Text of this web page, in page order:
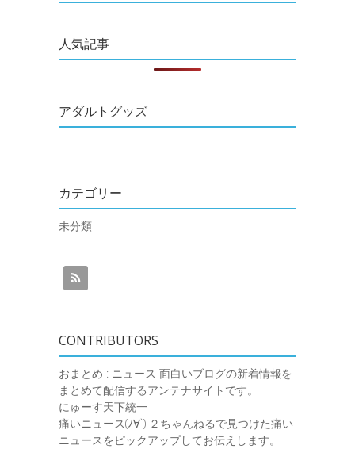
人気記事
アダルトグッズ
カテゴリー
未分類
CONTRIBUTORS
おまとめ : ニュース 面白いブログの新着情報を
まとめて配信するアンテナサイトです。
にゅーす天下統一
痛いニュース(ﾉ∀`) ２ちゃんねるで見つけた痛い
ニュースをピックアップしてお伝えします。